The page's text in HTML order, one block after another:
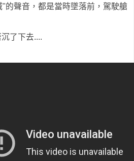
的聲音，都是當時墜落前，駕駛艙
了下去....